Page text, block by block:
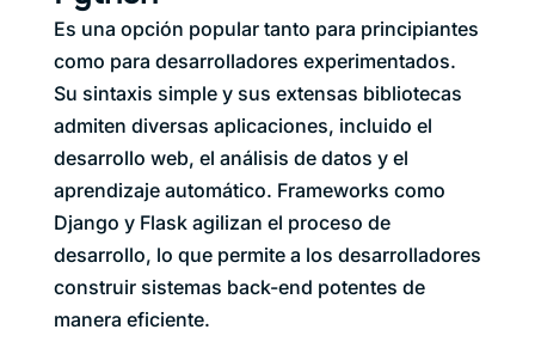
Es una opción popular tanto para principiantes
como para desarrolladores experimentados.
Su sintaxis simple y sus extensas bibliotecas
admiten diversas aplicaciones, incluido el
desarrollo web, el análisis de datos y el
aprendizaje automático. Frameworks como
Django y Flask agilizan el proceso de
desarrollo, lo que permite a los desarrolladores
construir sistemas back-end potentes de
manera eficiente.